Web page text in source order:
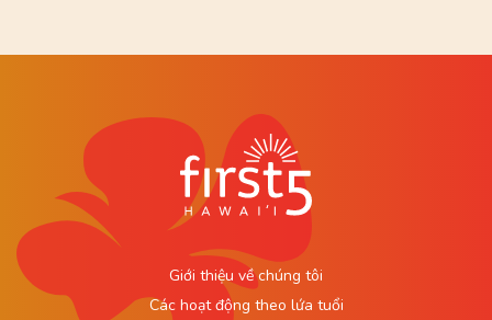
Giới thiệu về chúng tôi
Các hoạt động theo lứa tuổi